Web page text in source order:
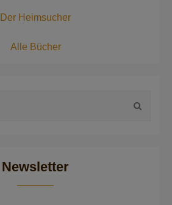
Der Heimsucher
Alle Bücher
Newsletter